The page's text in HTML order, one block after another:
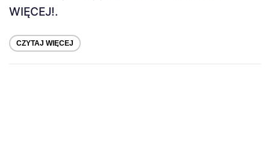
WIĘCEJ!.
CZYTAJ WIĘCEJ